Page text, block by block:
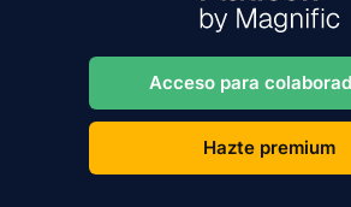
Acceso para
Hazte premium